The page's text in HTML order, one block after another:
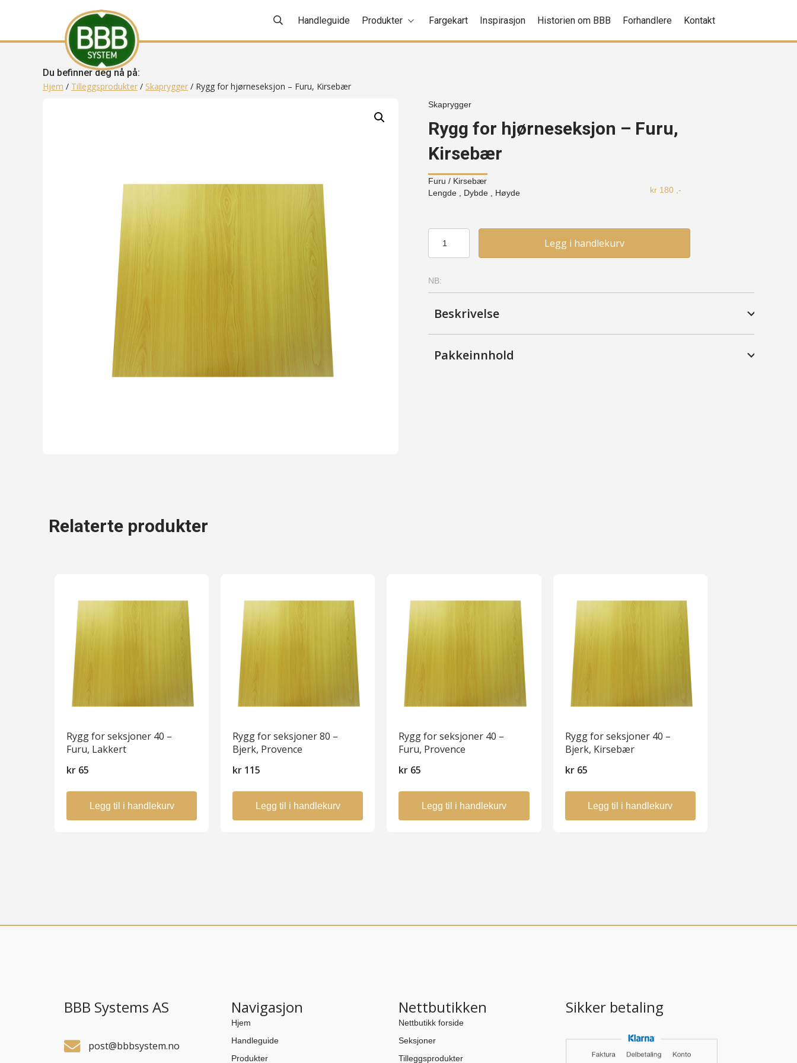
Handleguide Produkter Fargekart Inspirasjon Historien om BBB Forhandlere Kontakt
Du befinner deg nå på:
Hjem / Tilleggsprodukter / Skaprygger / Rygg for hjørneseksjon – Furu, Kirsebær
Skaprygger
Rygg for hjørneseksjon – Furu,
Kirsebær
Furu / Kirsebær
Lengde , Dybde , Høyde
kr180 ,-
hjørneseksjon
Furu,
Kirsebær
Legg i handlekurv
NB:
Beskrivelse
Pakkeinnhold
Relaterte produkter
Rygg for seksjoner 40 –
Furu, Lakkert
kr 65
Legg til i handlekurv
Rygg for seksjoner 80 –
Bjerk, Provence
kr 115
Legg til i handlekurv
Rygg for seksjoner 40 –
Furu, Provence
kr 65
Legg til i handlekurv
Rygg for seksjoner 40 –
Bjerk, Kirsebær
kr65
Legg til i handlekurv
BBB Systems AS
post@bbbsystem.no
Navigasjon
Hjem
Handleguide
Produkter
Nettbutikken
Nettbutikk forside
Seksjoner
Tilleggsprodukter
Sikker betaling